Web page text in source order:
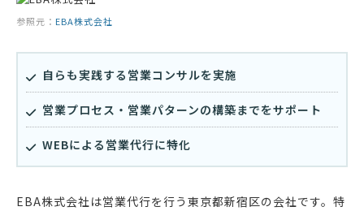
参照元： EBA株式会社
自らも実践する営業コンサルを実施
営業プロセス・営業パターンの構築までをサポート
WEBによる営業代行に特化
EBA株式会社は営業代行を行う東京都新宿区の会社です。特